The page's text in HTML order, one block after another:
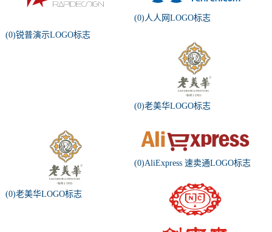
(0)锐普演示LOGO标志
(0)人人网LOGO标志
(0)老美华LOGO标志
(0)老美华LOGO标志
(0)AliExpress 速卖通LOGO标志